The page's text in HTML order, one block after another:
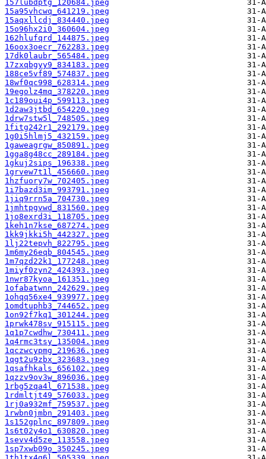
157lubdptg_120684.jpeg
15a95vhcwq_641219.jpeg
15aqxllcdj_834440.jpeg
15o96hx2i0_360604.jpeg
162hlufqrd_144875.jpeg
16oox3oecr_762283.jpeg
17dk0laubr_565484.jpeg
17zxqbgyy9_834183.jpeg
188ce5vf89_574837.jpeg
18wf0qc998_628314.jpeg
19egolz4mq_378220.jpeg
1c189oui4p_599113.jpeg
1d2aw3jtbd_654220.jpeg
1drw7stw5l_748505.jpeg
1fitg242r1_292179.jpeg
1g0i5hlmj5_432159.jpeg
1gaweagrgw_850891.jpeg
1gga8g48cc_289184.jpeg
1gkuj2sips_196338.jpeg
1grvew7t1l_456660.jpeg
1hzfuory7w_702405.jpeg
1i7bazd3im_993791.jpeg
1jiq9rrn5a_704730.jpeg
1jmhtpgvwd_831560.jpeg
1jo8exrd3i_118705.jpeg
1keh1n7kse_687274.jpeg
1kk9jkki5h_442327.jpeg
1lj22tepvh_822795.jpeg
1m6my26eqb_804545.jpeg
1m7qzd22k1_177248.jpeg
1miyf0zyn2_424393.jpeg
1nwr87kyoa_161351.jpeg
1ofabatwnn_242629.jpeg
1ohqq56xe4_939977.jpeg
1omdtuphb3_744652.jpeg
1on92f7kq1_301244.jpeg
1prwk478sv_915115.jpeg
1q1p7cwdhw_730411.jpeg
1q4rmc3tsy_135004.jpeg
1qczwcypmg_219636.jpeg
1qgt2u9zbx_323683.jpeg
1qsafhkals_656102.jpeg
1qzzv9ov3w_896036.jpeg
1rbg5zqa4l_671538.jpeg
1rdmltjt49_576033.jpeg
1rj0a932mf_759537.jpeg
1rwbn0jmbn_291403.jpeg
1s152gplnc_897809.jpeg
1s6t02y4o1_630820.jpeg
1sevv4d5ze_113558.jpeg
1sp7xwb09o_350245.jpeg